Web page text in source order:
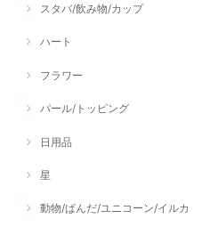
スタバ/飲み物/カップ
ハート
フラワー
パール/トッピング
日用品
星
動物/ぱんだ/ユニコーン/イルカ